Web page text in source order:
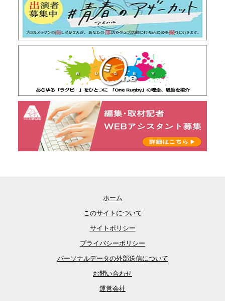
ホーム
このサイトについて
サイトポリシー
プライバシーポリシー
パーソナルデータの外部送信について
お問い合わせ
運営会社